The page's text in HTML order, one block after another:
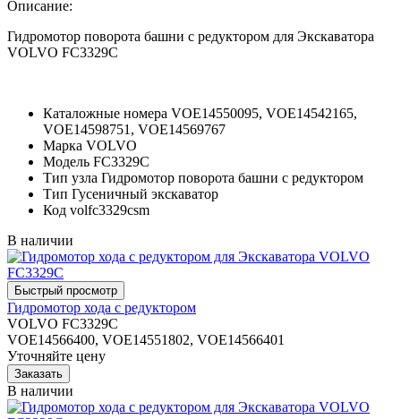
Описание:
Гидромотор поворота башни с редуктором для Экскаватора
VOLVO FC3329C
Каталожные номера VOE14550095, VOE14542165,
VOE14598751, VOE14569767
Марка VOLVO
Модель FC3329C
Тип узла Гидромотор поворота башни с редуктором
Тип Гусеничный экскаватор
Код volfc3329csm
В наличии
Гидромотор хода с редуктором
VOLVO FC3329C
VOE14566400, VOE14551802, VOE14566401
Уточняйте цену
В наличии